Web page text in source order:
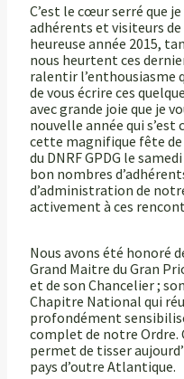
C’est le cœur serré que
adhérents et visiteurs
heureuse année 2015,
nous heurtent ces
ralentir l’enthousiasme
de vous écrire ces
avec grande joie que je
nouvelle année qui
cette magnifique fête
du DNRF GPDG le
bon nombres
d’administration de
activement à ces
Nous avons été honoré
Grand Maitre du Gran
et de son Chancelier ;
Chapitre National qui
profondément
complet de notre Ordre.
permet de tisser
pays d’outre Atlantique.